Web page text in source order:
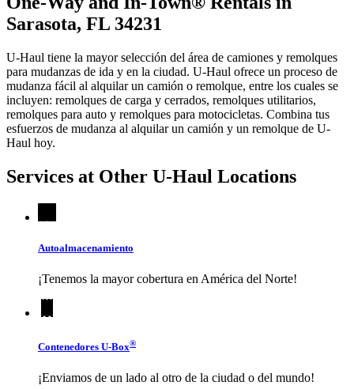
Sarasota, FL 34231
U-Haul tiene la mayor selección del área de camiones y remolques
para mudanzas de ida y en la ciudad. U-Haul ofrece un proceso de
mudanza fácil al alquilar un camión o remolque, entre los cuales se
incluyen: remolques de carga y cerrados, remolques utilitarios,
remolques para auto y remolques para motocicletas. Combina tus
esfuerzos de mudanza al alquilar un camión y un remolque de U-
Haul hoy.
Services at Other U-Haul Locations
Autoalmacenamiento
¡Tenemos la mayor cobertura en América del Norte!
Contenedores U-Box®
¡Enviamos de un lado al otro de la ciudad o del mundo!